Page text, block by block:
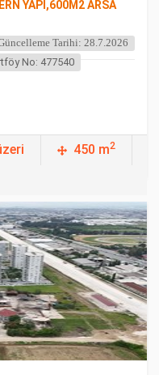
YAPI,600M2 ARSA
Tarihi: 28.7.2026
No: 477540
450 m2